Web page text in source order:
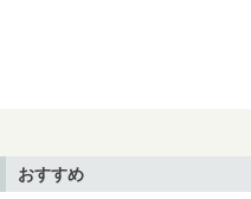
おすすめ